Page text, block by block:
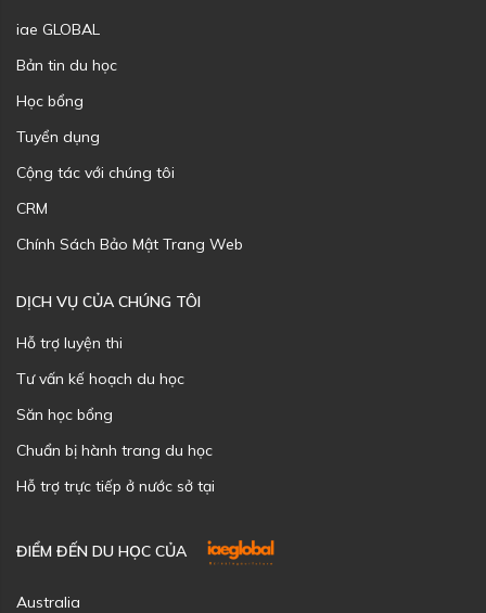
iae GLOBAL
Bản tin du học
Học bổng
Tuyển dụng
Cộng tác với chúng tôi
CRM
Chính Sách Bảo Mật Trang Web
DỊCH VỤ CỦA CHÚNG TÔI
Hỗ trợ luyện thi
Tư vấn kế hoạch du học
Săn học bổng
Chuẩn bị hành trang du học
Hỗ trợ trực tiếp ở nước sở tại
ĐIỂM ĐẾN DU HỌC CỦA
Australia